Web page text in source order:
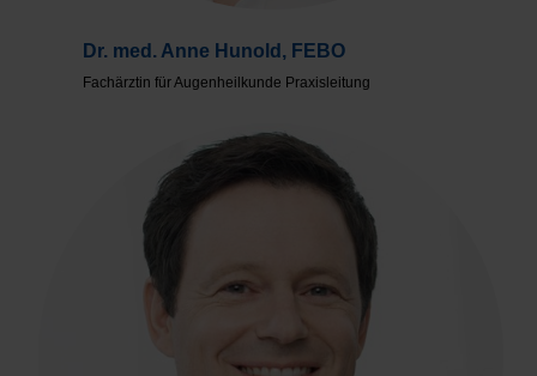
Dr. med. Anne Hunold, FEBO
Fachärztin für Augenheilkunde Praxisleitung